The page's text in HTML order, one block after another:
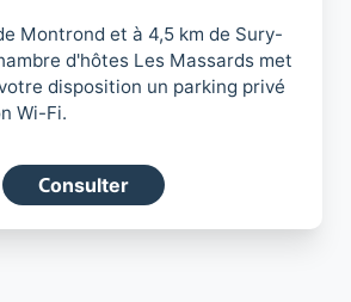
Montrond et à 4,5 km de Sury-
d'hôtes Les Massards met
disposition un parking privé
Wi-Fi.
Consulter